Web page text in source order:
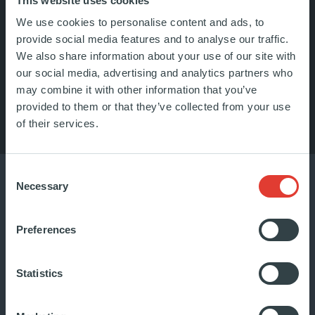
We use cookies to personalise content and ads, to
provide social media features and to analyse our traffic.
We also share information about your use of our site with
our social media, advertising and analytics partners who
may combine it with other information that you’ve
provided to them or that they’ve collected from your use
of their services.
Selection
Necessary
Preferences
Statistics
LISTEN TO OUR PODCAST